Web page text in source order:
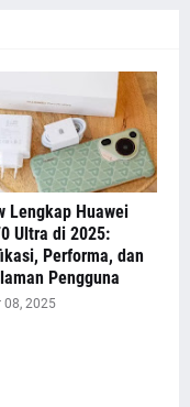
Lengkap Huawei
Ultra di 2025:
Performa, dan
Pengguna
08, 2025